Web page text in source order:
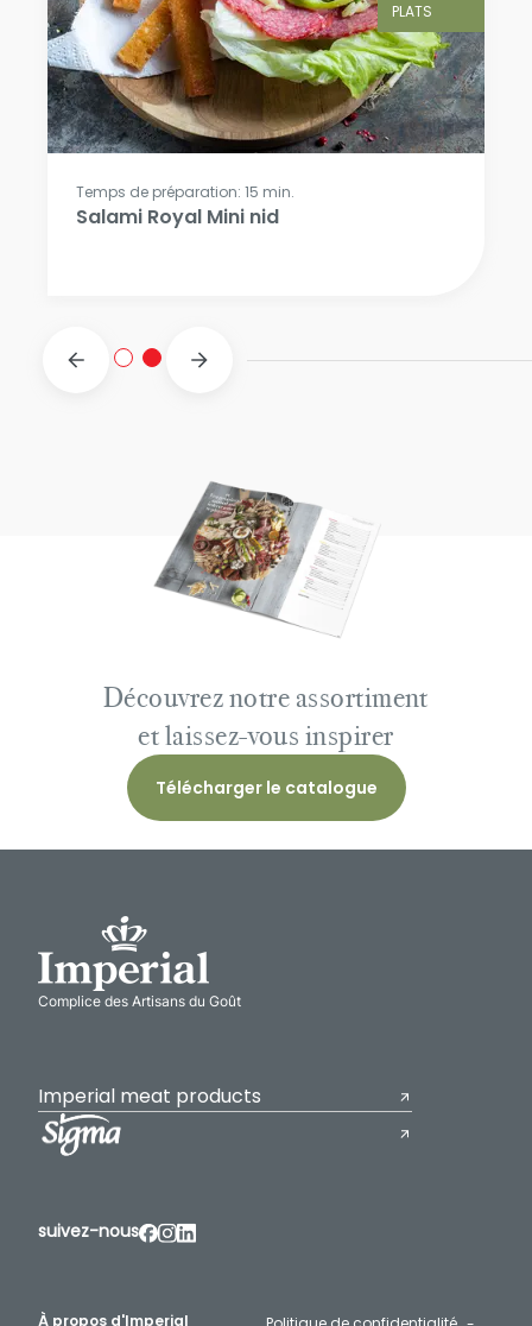
PLATS
Temps de préparation: 15 min.
Salami Royal Mini nid
Découvrez notre assortiment
et laissez-vous inspirer
Télécharger le catalogue
Complice des Artisans du Goût
Imperial meat products
À propos d'Imperial
suivez-nous